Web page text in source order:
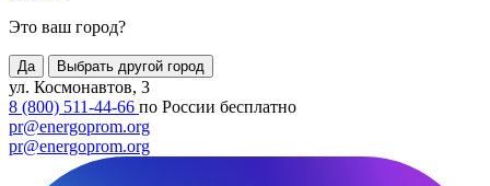
Это ваш город?
Да Выбрать другой город
ул. Космонавтов, 3
8 (800) 511-44-66 по России бесплатно
pr@energoprom.org
pr@energoprom.org